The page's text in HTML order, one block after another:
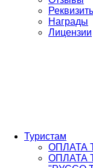
Награды
Лицензии
Туристам
ОПЛАТА
ОПЛАТА